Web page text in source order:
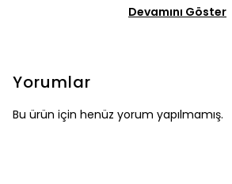
Devamını Göster
Yorumlar
Bu ürün için henüz yorum yapılmamış.